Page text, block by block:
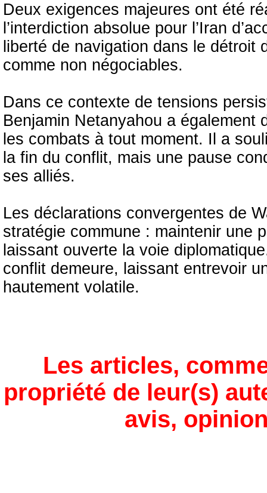
Deux exigences majeures ont été
l’interdiction absolue pour l’Iran
liberté de navigation dans le détroit
comme non négociables.
Dans ce contexte de tensions
Benjamin Netanyahou a également
les combats à tout moment. Il a
la fin du conflit, mais une pause
ses alliés.
Les déclarations convergentes de
stratégie commune : maintenir une
laissant ouverte la voie
conflit demeure, laissant entrevoir
hautement volatile.
Les articles,
propriété de leur(s)
avis,